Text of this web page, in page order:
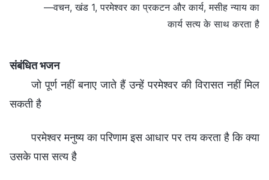
—वचन, खंड 1, परमेश्वर का प्रकटन और कार्य, मसीह न्याय का
कार्य सत्य के साथ करता है
संबंधित भजन
जो पूर्ण नहीं बनाए जाते हैं उन्हें परमेश्वर की विरासत नहीं मिल
सकती है
परमेश्वर मनुष्य का परिणाम इस आधार पर तय करता है कि क्या
उसके पास सत्य है